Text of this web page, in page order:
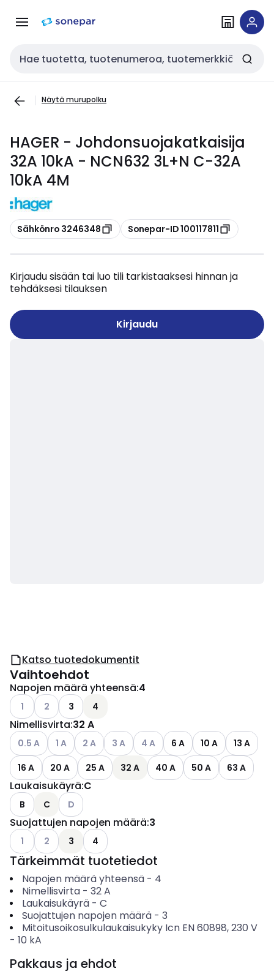
navigointiinsisältöön
Haku
Näytä murupolku
HAGER - Johdonsuojakatkaisija
32A 10kA - NCN632 3L+N C-32A
10kA 4M
Kopioi
Sähkönro 3246348 Kopioi
Sonepar-ID 100117811
Kirjaudu sisään tai luo tili tarkistaaksesi hinnan ja
tehdäksesi tilauksen
Kirjaudu
Katso tuotedokumentit
Vaihtoehdot
Napojen määrä yhteensä:4
Katso käytettävissä olevat vaihtoehdot
1 Katso käytettävissä olevat vaihtoehdot
2 3 4
Nimellisvirta:32 A
Katso käytettävissä olevat vaihtoehdot
0.5 A Katso käytettävissä olevat vaihtoehdot
1 A Katso käytettävissä olevat vaihtoehdot
2 A Katso käytettävissä olevat vaihtoehdot
3 A Katso käytettävissä olevat
4 A 6 A 10 A
13 A
16 A
20 A 25 A 32 A 40 A 50 A 63 A
Laukaisukäyrä:C
B C Katso käytettävissä olevat vaihtoehdot
D
Suojattujen napojen määrä:3
Katso käytettävissä olevat vaihtoehdot
1 Katso käytettävissä olevat vaihtoehdot
2 3 4
Tärkeimmät tuotetiedot
Napojen määrä yhteensä- 4
Nimellisvirta- 32A
Laukaisukäyrä- C
Suojattujen napojen määrä- 3
Mitoitusoikosulkulaukaisukyky Icn EN 60898, 230 V
- 10 kA
Pakkaus ja ehdot